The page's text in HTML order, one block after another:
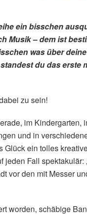
ein bisschen
Musik – dem ist
was über
du das erste
zu sein!
im Kindergarten,
und in
ein tolles
Fall spektakulär:
vor den mit Messer
worden, schäbige